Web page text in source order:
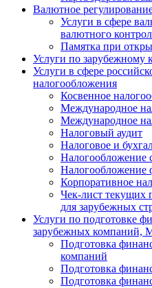
Валютное
Услуги в сфере
валютного
Памятка при
Услуги по зарубежному
Услуги в сфере
налогообложения
Косвенное
Международное
Международное
Налоговый аудит
Налоговое и
Налогообложение
Налогообложение
Корпоративное
Чек-лист текущих
для зарубежных
Услуги по подготовке
зарубежных
Подготовка
компаний
Подготовка
Подготовка